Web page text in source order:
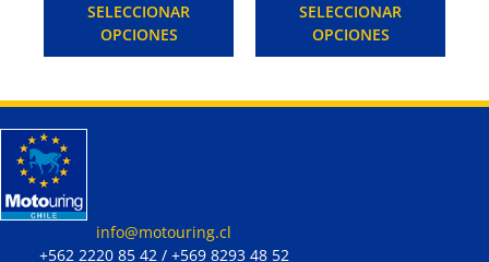
SELECCIONAR
OPCIONES
SELECCIONAR
OPCIONES
info@motouring.cl
+562 2220 85 42 / +569 8293 48 52